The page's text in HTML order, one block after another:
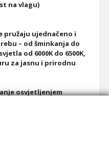
na vlagu)
pružaju ujednačeno i
– od šminkanja do
od 6000K do 6500K,
za jasnu i prirodnu
osvjetljenjem
već i estetski
učinkovitim LED